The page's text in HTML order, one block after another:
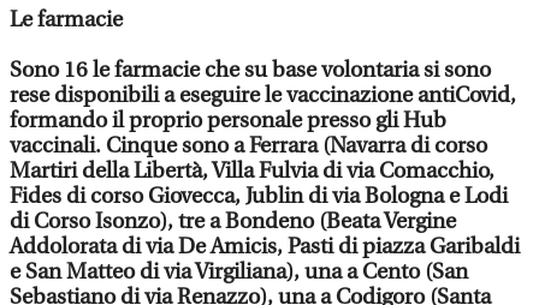
Le farmacie
Sono 16 le farmacie che su base volontaria si sono
rese disponibili a eseguire le vaccinazione antiCovid,
formando il proprio personale presso gli Hub
vaccinali. Cinque sono a Ferrara (Navarra di corso
Martiri della Libertà, Villa Fulvia di via Comacchio,
Fides di corso Giovecca, Jublin di via Bologna e Lodi
di Corso Isonzo), tre a Bondeno (Beata Vergine
Addolorata di via De Amicis, Pasti di piazza Garibaldi
e San Matteo di via Virgiliana), una a Cento (San
Sebastiano di via Renazzo), una a Codigoro (Santa